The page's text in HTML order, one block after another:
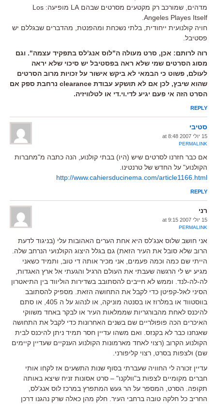
מדהים, שמורכב רק מקטעים מסרטים שבהם LA מופיעה: Los
Angeles Playes Itself.
חויה קולנועית ייחודית, בלתי נשכחת ומהפנטת, מהדברים שבגללם יש
פסטיבל.
רוה לרותם: אכן, סרט מעולה ה"לוס אנג'לס בתפקיד עצמה". וגם
מסוג הסרטים שמי שלא ראה בפסטיבל יש סיכוי שלא יראה
לעולם, פשוט כי הבמאי לא ביקש אישור על זכויות מרוב הסרטים
שהוא שיבץ, לכן אם לא תושקע עבודת clearance נרחבת ספק אם
הסרט הזה אי פעם יגיע לדי.וי.די או לטלוויזיה.
REPLY
סטיבי
15 יולי 2007 at 8:48
PERMALINK
אם כבר חזרנו לסרטים שיש (היו) בבתי קולנוע, הנה כתבה מ"מחברות
הקולנוע" על החדש של טרנטינו.
http://www.cahiersducinema.com/article1166.html
REPLY
רני
15 יולי 2007 at 9:15
PERMALINK
אני חושב שלוס אנג'לס היא אחת הערים האהובות עלי (בניגוד לדעת
הרוב שלא סובל את העיר הזאת) גם בגלל היצוג הקולנועי הנרחב שלה.
הייתי שם כמה וכמה פעמים, אני מכיר אותה די טוב, ותמיד כשאני
מגיע יש לי הרגשה שעבתי את העולם הרגיל והגעתי אל ארץ האגדות,
לה-לה-לנד. וממש לא חייבים להסתובב בשדירות הוליווד בין התיאטרון
הסיני לאל-קפיטן כדי לקבל את התחושה הזאת. מספיק להסתובב
בווסטווד או במלרוז או בסנטה מוניקה, או לנהוג על ה 405, או סתם
להיכנס לאחת מהבורגריות שממלאות העיר או לבקר באחד משווקי
האיכרים הכה פופולריים שם בשנים האחרונות כדי לקבל את התחושה
שאנחנו כבר לא בקנזס. ואם משהו עדיין חסר תמיד ניתן להיכנס לבית
הקולנוע הקרוב (רצוי לאחד מארמונות הקולנוע הענקיים שעדיין קיימים
שם) ולצפות בסרט, רצוי קליפורני.
עדיין זכורה לי החוויה שעברתי בסוף שנות התשעים אז לקחו אותי
חברים מקומיים לצפות ב"וולקנו" – סרט אסונות זניח שיצא באותה
תקופה. הסרט, המספר על הר געש המתפרץ במרכז לוס אנג'לס,
החריב כל חלקה טובה ברחבי העיר. חלק מהן כאלה שרק נהגנו דרכן